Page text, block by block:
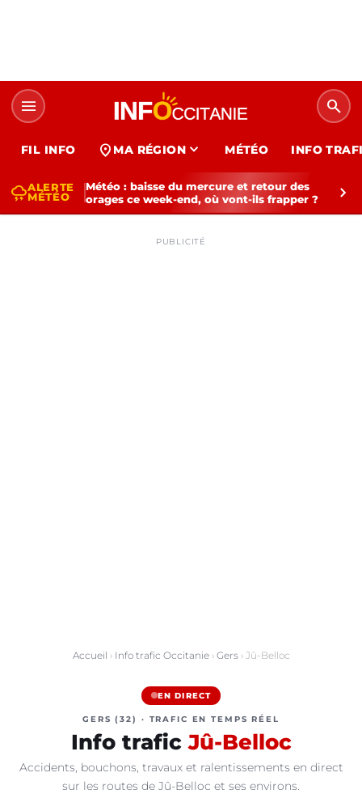
menu search
FIL INFO location_on MA RÉGION expand_more MÉTÉO INFO
thunderstormALERTE
MÉTÉO
Météo : baisse du mercure et retour des
orages ce week-end, où vont-ils frapper ?
chevron_right
PUBLICITÉ
Accueil › Info trafic Occitanie› Gers› Jû-Belloc
EN DIRECT
GERS (32) · TRAFIC EN TEMPS RÉEL
Info traficJû-Belloc
Accidents, bouchons, travaux et ralentissements en direct
sur les routes de Jû-Belloc et ses environs.